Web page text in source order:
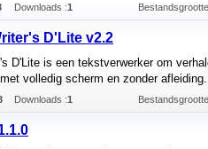
Downloads :1
D'Lite v2.2
D'Lite is een tekstverwerker om
volledig scherm en zonder afleiding.
Downloads :1